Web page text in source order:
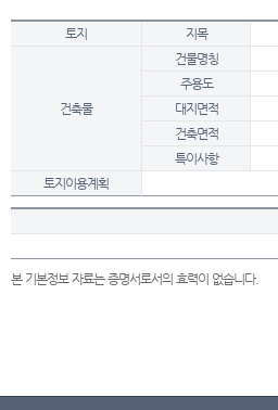
토지 지목
건축물
건물명칭
주용도
대지면적
건축면적
특이사항
토지이용계획
본 기본정보 자료는 증명서로서의 효력이 없습니다.